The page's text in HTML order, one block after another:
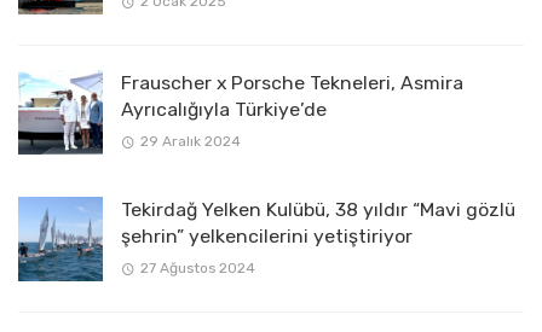
Frauscher x Porsche Tekneleri, Asmira
Ayrıcalığıyla Türkiye’de
29 Aralık 2024
Tekirdağ Yelken Kulübü, 38 yıldır “Mavi gözlü
şehrin” yelkencilerini yetiştiriyor
27 Ağustos 2024